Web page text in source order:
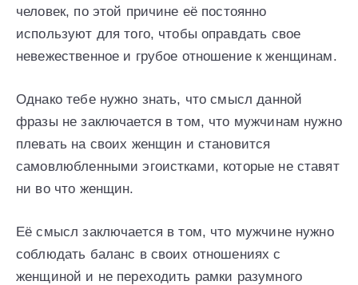
человек, по этой причине её постоянно
используют для того, чтобы оправдать свое
невежественное и грубое отношение к женщинам.
Однако тебе нужно знать, что смысл данной
фразы не заключается в том, что мужчинам нужно
плевать на своих женщин и становится
самовлюбленными эгоистками, которые не ставят
ни во что женщин.
Её смысл заключается в том, что мужчине нужно
соблюдать баланс в своих отношениях с
женщиной и не переходить рамки разумного